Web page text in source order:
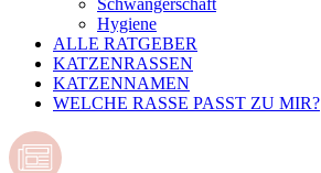
Schwangerschaft
Hygiene
ALLE RATGEBER
KATZENRASSEN
KATZENNAMEN
WELCHE RASSE PASST ZU MIR?